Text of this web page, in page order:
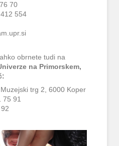
70
554
obrnete tudi na
na Primorskem,
trg 2, 6000 Koper
75 91